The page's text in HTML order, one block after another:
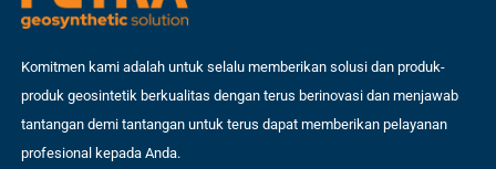
Komitmen kami adalah untuk selalu memberikan solusi dan produk-
produk geosintetik berkualitas dengan terus berinovasi dan menjawab
tantangan demi tantangan untuk terus dapat memberikan pelayanan
profesional kepada Anda.